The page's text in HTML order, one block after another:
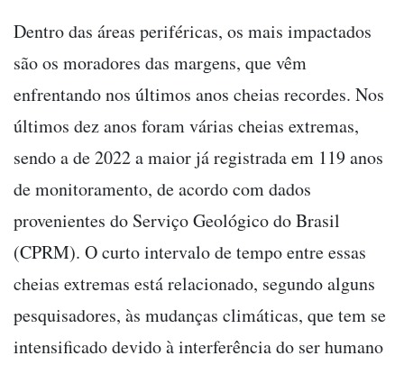
Dentro das áreas periféricas, os mais impactados
são os moradores das margens, que vêm
enfrentando nos últimos anos cheias recordes. Nos
últimos dez anos foram várias cheias extremas,
sendo a de 2022 a maior já registrada em 119 anos
de monitoramento, de acordo com dados
provenientes do Serviço Geológico do Brasil
(CPRM). O curto intervalo de tempo entre essas
cheias extremas está relacionado, segundo alguns
pesquisadores, às mudanças climáticas, que tem se
intensificado devido à interferência do ser humano